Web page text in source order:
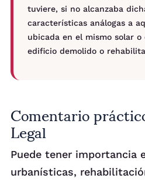
tuviere, si no alcanzaba
características análogas a
ubicada en el mismo solar
edificio demolido o
Comentario
Legal
Puede tener importancia
urbanísticas,